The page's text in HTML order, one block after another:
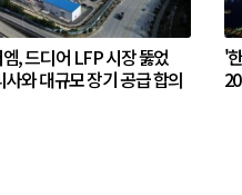
, 드디어 LFP 시장 뚫었
와 대규모 장기 공급 합의
'